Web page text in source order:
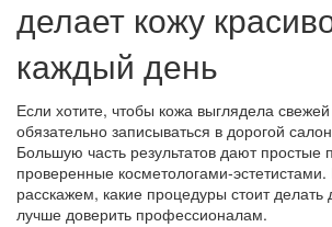
делает кожу
каждый день
Если хотите, чтобы кожа выглядела
обязательно записываться в дорогой
Большую часть результатов дают простые
проверенные косметологами‑эстетистами.
расскажем, какие процедуры стоит делать
лучше доверить профессионалам.